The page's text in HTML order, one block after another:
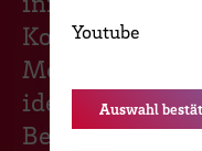
Kombination
idealen
Bereich eines
Youtube
Auswahl